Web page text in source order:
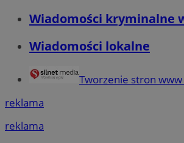
Wiadomości kryminalne
Wiadomości lokalne
Tworzenie stron
reklama
reklama